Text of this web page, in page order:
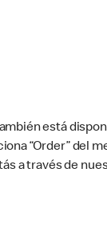
está
“Order” del
a través de